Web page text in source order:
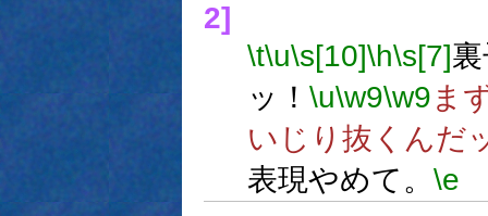
2]
\t\u\s[10]\h\s[7]
ッ！ \u\w9\w9ま
いじり抜くんだ
表現やめて。 \e